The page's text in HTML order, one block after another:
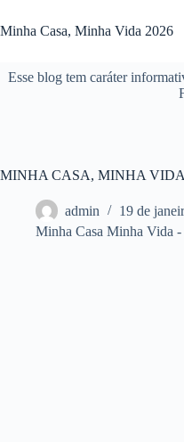
para
o
Minha Casa, Minha Vida 2026
Esse blog tem caráter
MINHA CASA, MINHA
admin
19 de
Minha Casa Minha Vida